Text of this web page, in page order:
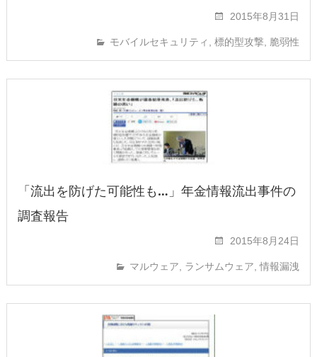
2015年8月31日
モバイルセキュリティ ,標的型攻撃 脆弱性
「流出を防げた可能性も…」年金情報流出事件の
調査報告
2015年8月24日
マルウェア ランサムウェア ,情報漏洩